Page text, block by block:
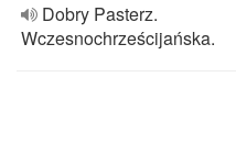
Dobry Pasterz.
Wczesnochrześcijańska.